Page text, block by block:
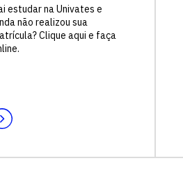
estudar na Univates e
não realizou sua
Clique aqui e faça